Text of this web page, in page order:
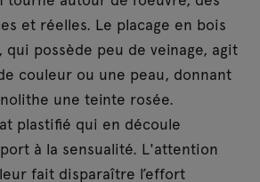
et réelles. Le placage en bois
possède peu de veinage, agit
couleur ou une peau, donnant
une teinte rosée.
plastifié qui en découle
à la sensualité. L'attention
fait disparaître l’effort